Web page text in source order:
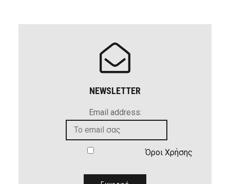
NEWSLETTER
Email address:
Όροι Χρήσης